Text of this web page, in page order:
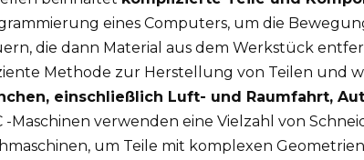
eines Computers, um die
die dann Material aus dem Werkstück
Methode zur Herstellung von Teilen und
einschließlich Luft- und Raumfahrt,
-Maschinen verwenden eine Vielzahl von
um Teile mit komplexen